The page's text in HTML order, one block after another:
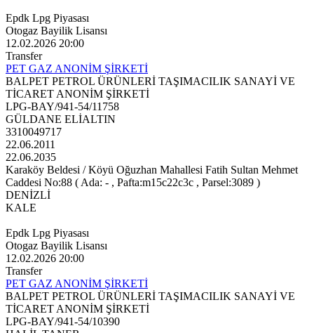
Epdk Lpg Piyasası
Otogaz Bayilik Lisansı
12.02.2026 20:00
Transfer
PET GAZ ANONİM ŞİRKETİ
BALPET PETROL ÜRÜNLERİ TAŞIMACILIK SANAYİ VE
TİCARET ANONİM ŞİRKETİ
LPG-BAY/941-54/11758
GÜLDANE ELİALTIN
3310049717
22.06.2011
22.06.2035
Karaköy Beldesi / Köyü Oğuzhan Mahallesi Fatih Sultan Mehmet
Caddesi No:88 ( Ada: - , Pafta:m15c22c3c , Parsel:3089 )
DENİZLİ
KALE
Epdk Lpg Piyasası
Otogaz Bayilik Lisansı
12.02.2026 20:00
Transfer
PET GAZ ANONİM ŞİRKETİ
BALPET PETROL ÜRÜNLERİ TAŞIMACILIK SANAYİ VE
TİCARET ANONİM ŞİRKETİ
LPG-BAY/941-54/10390